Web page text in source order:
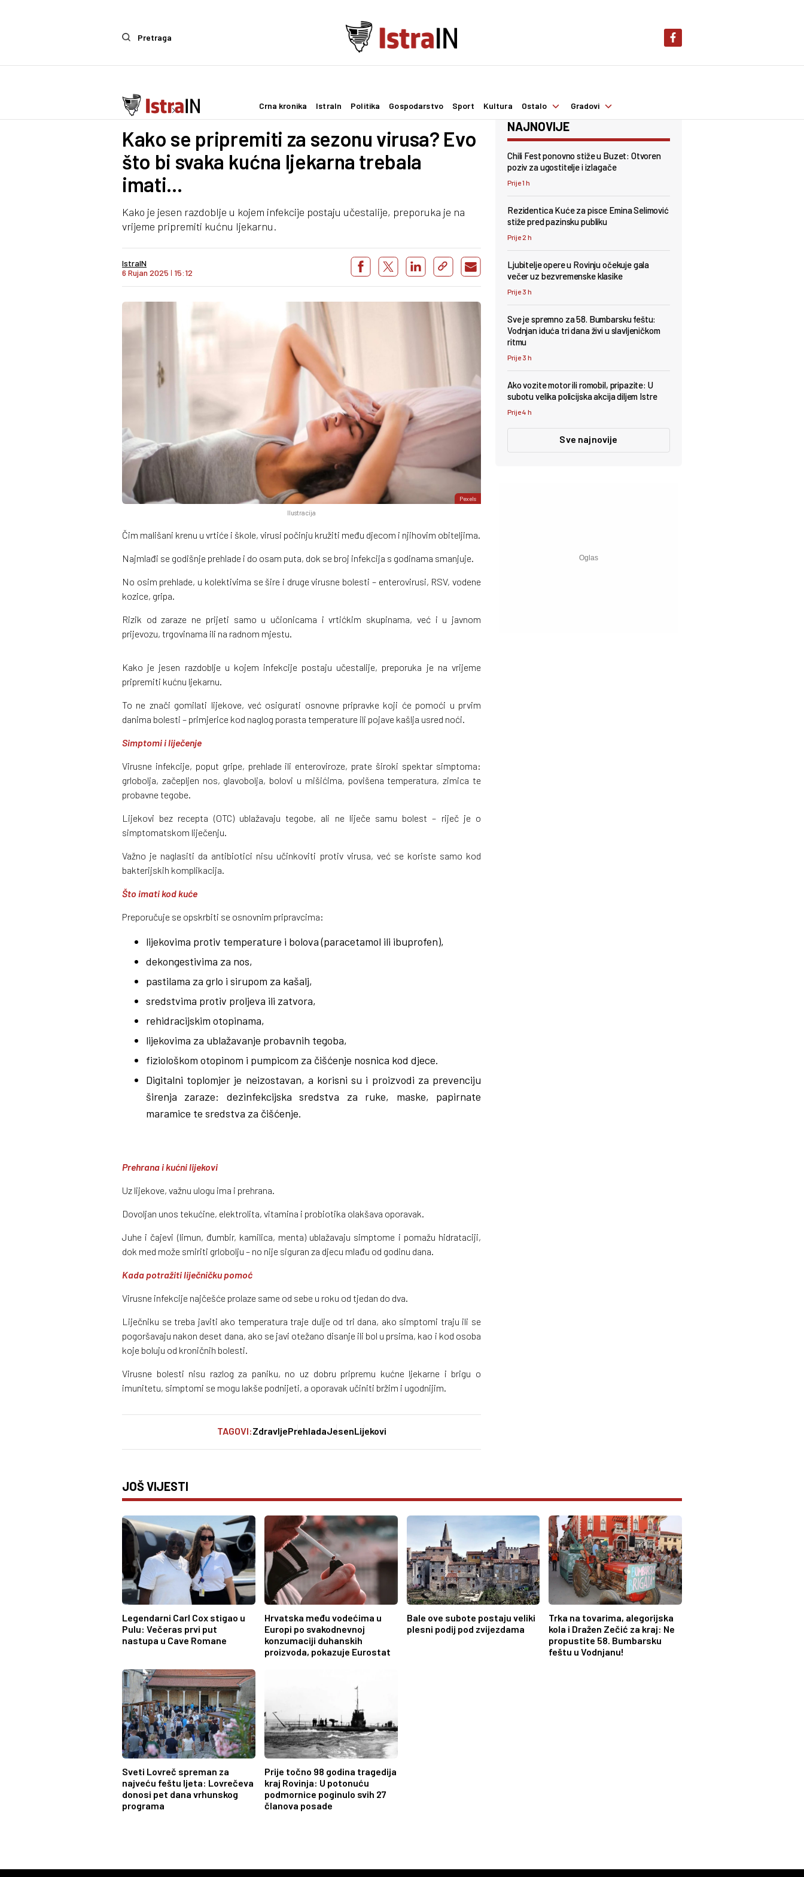
Pretraga
Crna kronika IstraIn Politika Gospodarstvo Sport Kultura Ostalo Gradovi
Ostalo Life & Style
Kako se pripremiti za sezonu virusa? Evo
što bi svaka kućna ljekarna trebala
imati...
Kako je jesen razdoblje u kojem infekcije postaju učestalije, preporuka je na
vrijeme pripremiti kućnu ljekarnu.
IstraIN
6 Rujan 2025 I 15:12
Pexels
Ilustracija
Čim mališani krenu u vrtiće i škole, virusi počinju kružiti među djecom i njihovim obiteljima.
Najmlađi se godišnje prehlade i do osam puta, dok se broj infekcija s godinama smanjuje.
No osim prehlade, u kolektivima se šire i druge virusne bolesti – enterovirusi, RSV, vodene
kozice, gripa.
Rizik od zaraze ne prijeti samo u učionicama i vrtićkim skupinama, već i u javnom
prijevozu, trgovinama ili na radnom mjestu.
Kako je jesen razdoblje u kojem infekcije postaju učestalije, preporuka je na vrijeme
pripremiti kućnu ljekarnu.
To ne znači gomilati lijekove, već osigurati osnovne pripravke koji će pomoći u prvim
danima bolesti – primjerice kod naglog porasta temperature ili pojave kašlja usred noći.
Simptomi i liječenje
Virusne infekcije, poput gripe, prehlade ili enteroviroze, prate široki spektar simptoma:
grlobolja, začepljen nos, glavobolja, bolovi u mišićima, povišena temperatura, zimica te
probavne tegobe.
Lijekovi bez recepta (OTC) ublažavaju tegobe, ali ne liječe samu bolest – riječ je o
simptomatskom liječenju.
Važno je naglasiti da antibiotici nisu učinkoviti protiv virusa, već se koriste samo kod
bakterijskih komplikacija.
Što imati kod kuće
Preporučuje se opskrbiti se osnovnim pripravcima:
lijekovima protiv temperature i bolova (paracetamol ili ibuprofen),
dekongestivima za nos,
pastilama za grlo i sirupom za kašalj,
sredstvima protiv proljeva ili zatvora,
rehidracijskim otopinama,
lijekovima za ublažavanje probavnih tegoba,
fiziološkom otopinom i pumpicom za čišćenje nosnica kod djece.
Digitalni toplomjer je neizostavan, a korisni su i proizvodi za prevenciju
širenja zaraze: dezinfekcijska sredstva za ruke, maske, papirnate
maramice te sredstva za čišćenje.
Prehrana i kućni lijekovi
Uz lijekove, važnu ulogu ima i prehrana.
Dovoljan unos tekućine, elektrolita, vitamina i probiotika olakšava oporavak.
Juhe i čajevi (limun, đumbir, kamilica, menta) ublažavaju simptome i pomažu hidrataciji,
dok med može smiriti grlobolju – no nije siguran za djecu mlađu od godinu dana.
Kada potražiti liječničku pomoć
Virusne infekcije najčešće prolaze same od sebe u roku od tjedan do dva.
Liječniku se treba javiti ako temperatura traje dulje od tri dana, ako simptomi traju ili se
pogoršavaju nakon deset dana, ako se javi otežano disanje ili bol u prsima, kao i kod osoba
koje boluju od kroničnih bolesti.
Virusne bolesti nisu razlog za paniku, no uz dobru pripremu kućne ljekarne i brigu o
imunitetu, simptomi se mogu lakše podnijeti, a oporavak učiniti bržim i ugodnijim.
TAGOVI:ZdravljePrehladaJesenLijekovi
NAJNOVIJE
Chili Fest ponovno stiže u Buzet: Otvoren
poziv za ugostitelje i izlagače
Prije 1 h
Rezidentica Kuće za pisce Emina Selimović
stiže pred pazinsku publiku
Prije 2 h
Ljubitelje opere u Rovinju očekuje gala
večer uz bezvremenske klasike
Prije 3 h
Sve je spremno za 58. Bumbarsku feštu:
Vodnjan iduća tri dana živi u slavljeničkom
ritmu
Prije 3 h
Ako vozite motor ili romobil, pripazite: U
subotu velika policijska akcija diljem Istre
Prije 4 h
Sve najnovije
JOŠ VIJESTI
Legendarni Carl Cox stigao u
Pulu: Večeras prvi put
nastupa u Cave Romane
Hrvatska među vodećima u
Europi po svakodnevnoj
konzumaciji duhanskih
proizvoda, pokazuje Eurostat
Bale ove subote postaju veliki
plesni podij pod zvijezdama
Trka na tovarima, alegorijska
kola i Dražen Zečić za kraj: Ne
propustite 58. Bumbarsku
feštu u Vodnjanu!
Sveti Lovreč spreman za
najveću feštu ljeta: Lovrečeva
donosi pet dana vrhunskog
programa
Prije točno 98 godina tragedija
kraj Rovinja: U potonuću
podmornice poginulo svih 27
članova posade